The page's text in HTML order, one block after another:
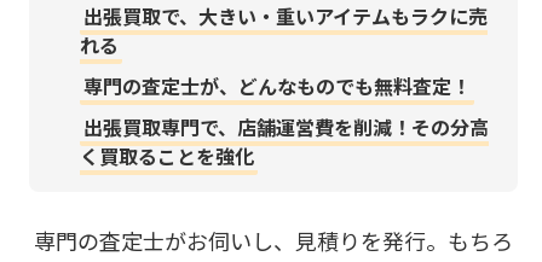
出張買取で、大きい・重いアイテムもラクに売
れる
専門の査定士が、どんなものでも無料査定！
出張買取専門で、店舗運営費を削減！その分高
く買取ることを強化
専門の査定士がお伺いし、見積りを発行。もちろ